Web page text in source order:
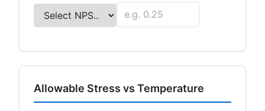
Allowable Stress vs Temperature